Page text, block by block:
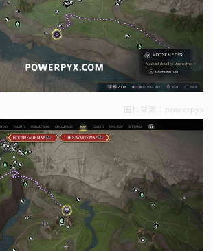
圖片來源：powerpyx